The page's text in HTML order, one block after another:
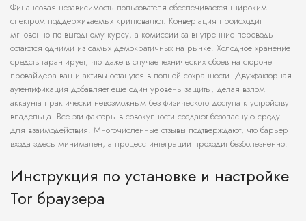
Финансовая независимость пользователя обеспечивается широким
спектром поддерживаемых криптовалют. Конвертация происходит
мгновенно по выгодному курсу, а комиссии за внутренние переводы
остаются одними из самых демократичных на рынке. Холодное хранение
средств гарантирует, что даже в случае технических сбоев на стороне
провайдера ваши активы останутся в полной сохранности. Двухфакторная
аутентификация добавляет еще один уровень защиты, делая взлом
аккаунта практически невозможным без физического доступа к устройству
владельца. Все эти факторы в совокупности создают безопасную среду
для взаимодействия. Многочисленные отзывы подтверждают, что барьер
входа здесь минимален, а процесс интеграции проходит безболезненно.
Инструкция по установке и настройке
Tor браузера